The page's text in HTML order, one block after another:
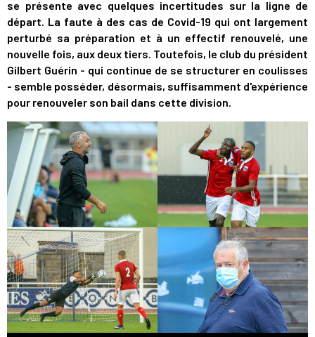
se présente avec quelques incertitudes sur la ligne de
départ. La faute à des cas de Covid-19 qui ont largement
perturbé sa préparation et à un effectif renouvelé, une
nouvelle fois, aux deux tiers. Toutefois, le club du président
Gilbert Guérin - qui continue de se structurer en coulisses
- semble posséder, désormais, suffisamment d'expérience
pour renouveler son bail dans cette division.